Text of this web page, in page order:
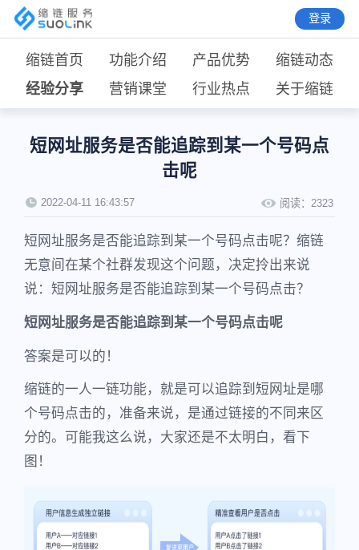
登录
缩链首页 功能介绍 产品优势
缩链动态
经验分享
营销课堂 行业热点 关于缩链
短网址服务是否能追踪到某一个号码点
击呢
2022-04-11 16:43:57 阅读： 2323
短网址服务是否能追踪到某一个号码点击呢？缩链
无意间在某个社群发现这个问题，决定拎出来说
说：短网址服务是否能追踪到某一个号码点击？
短网址服务是否能追踪到某一个号码点击呢
答案是可以的！
缩链的一人一链功能，就是可以追踪到短网址是哪
个号码点击的，准备来说，是通过链接的不同来区
分的。可能我这么说，大家还是不太明白，看下
图！